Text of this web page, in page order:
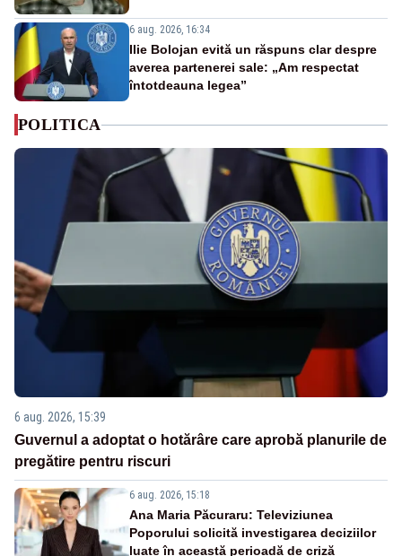
6 aug. 2026, 16:34
Ilie Bolojan evită un răspuns clar despre
averea partenerei sale: „Am respectat
întotdeauna legea”
POLITICA
6 aug. 2026, 15:39
Guvernul a adoptat o hotărâre care aprobă planurile de
pregătire pentru riscuri
6 aug. 2026, 15:18
Ana Maria Păcuraru: Televiziunea
Poporului solicită investigarea deciziilor
luate în această perioadă de criză